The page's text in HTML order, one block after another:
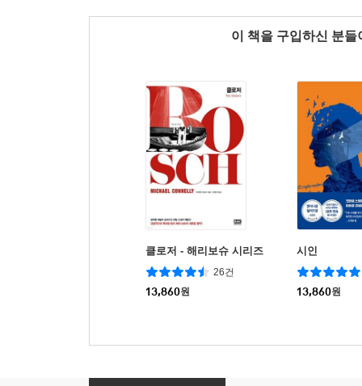
이 책을 구입하신 분
클로저 - 해리보슈 시리즈
26건
13,860원
시인
13,860원